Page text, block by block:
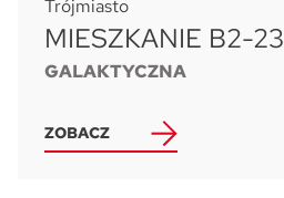
Trójmiasto
MIESZKANIE B2-23
GALAKTYCZNA
ZOBACZ